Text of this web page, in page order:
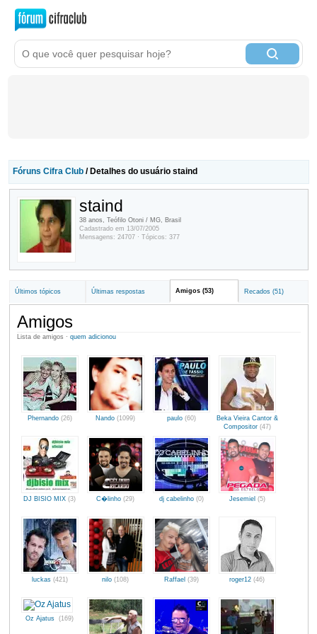
Fóruns Cifra Club/ Detalhes do usuário staind
staind
38 anos, Teófilo Otoni / MG, Brasil
Cadastrado em 13/07/2005
Mensagens: 24707 · Tópicos: 377
Últimos tópicos Últimas respostas Amigos (53) Recados (51)
Amigos
Lista de amigos · quem adicionou
Phernando (26) Nando (1099) paulo (60)
Beka Vieira Cantor &
Compositor (47)
DJ BISIO MIX (3) C�linho (29) dj cabelinho (0) Jesemiel (5)
luckas (421) nilo (108) Raffael (39) roger12 (46)
Oz Ajatus (169)